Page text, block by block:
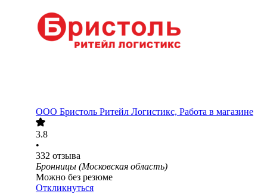
ООО Бристоль Ритейл Логистикс, Работа в магазине
3.8
•
332 отзыва
Бронницы (Московская область)
Можно без резюме
Откликнуться